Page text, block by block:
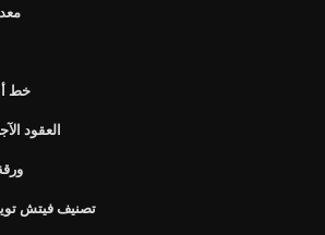
خط
العقود
تصنيف فيتش